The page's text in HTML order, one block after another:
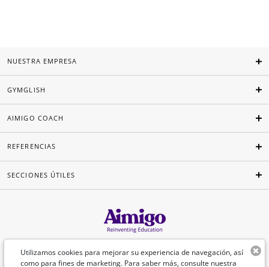
Utilizamos cookies para mejorar su experiencia de navegación, así
como para fines de marketing. Para saber más, consulte nuestra
NUESTRA EMPRESA
GYMGLISH
AIMIGO COACH
REFERENCIAS
SECCIONES ÚTILES
Español